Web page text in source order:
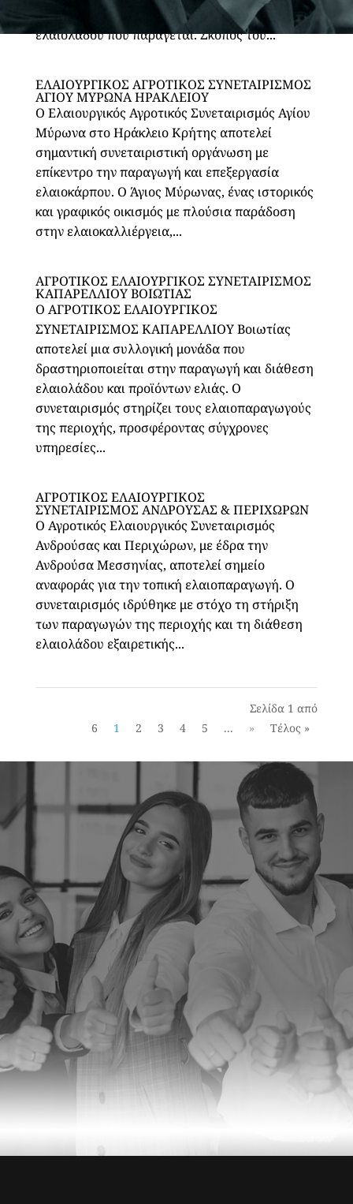
μέσω κοινής άλεσης, και στην προώθηση του
ελαιολάδου που παράγεται. Σκοπός του...
ΕΛΑΙΟΥΡΓΙΚΟΣ ΑΓΡΟΤΙΚΟΣ ΣΥΝΕΤΑΙΡΙΣΜΟΣ
ΑΓΙΟΥ ΜΥΡΩΝΑ ΗΡΑΚΛΕΙΟΥ
Ο Ελαιουργικός Αγροτικός Συνεταιρισμός Αγίου
Μύρωνα στο Ηράκλειο Κρήτης αποτελεί
σημαντική συνεταιριστική οργάνωση με
επίκεντρο την παραγωγή και επεξεργασία
ελαιοκάρπου. Ο Άγιος Μύρωνας, ένας ιστορικός
και γραφικός οικισμός με πλούσια παράδοση
στην ελαιοκαλλιέργεια,...
ΑΓΡΟΤΙΚΟΣ ΕΛΑΙΟΥΡΓΙΚΟΣ ΣΥΝΕΤΑΙΡΙΣΜΟΣ
ΚΑΠΑΡΕΛΛΙΟΥ ΒΟΙΩΤΙΑΣ
Ο ΑΓΡΟΤΙΚΟΣ ΕΛΑΙΟΥΡΓΙΚΟΣ
ΣΥΝΕΤΑΙΡΙΣΜΟΣ ΚΑΠΑΡΕΛΛΙΟΥ Βοιωτίας
αποτελεί μια συλλογική μονάδα που
δραστηριοποιείται στην παραγωγή και διάθεση
ελαιολάδου και προϊόντων ελιάς. Ο
συνεταιρισμός στηρίζει τους ελαιοπαραγωγούς
της περιοχής, προσφέροντας σύγχρονες
υπηρεσίες...
ΑΓΡΟΤΙΚΟΣ ΕΛΑΙΟΥΡΓΙΚΟΣ
ΣΥΝΕΤΑΙΡΙΣΜΟΣ ΑΝΔΡΟΥΣΑΣ & ΠΕΡΙΧΩΡΩΝ
Ο Αγροτικός Ελαιουργικός Συνεταιρισμός
Ανδρούσας και Περιχώρων, με έδρα την
Ανδρούσα Μεσσηνίας, αποτελεί σημείο
αναφοράς για την τοπική ελαιοπαραγωγή. Ο
συνεταιρισμός ιδρύθηκε με στόχο τη στήριξη
των παραγωγών της περιοχής και τη διάθεση
ελαιολάδου εξαιρετικής...
Σελίδα 1 από
6
1 2 3 4 5 ... » Τέλος »